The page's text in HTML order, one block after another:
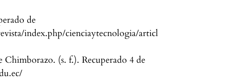
de
index.php/cienciaytecnologia/articl
(s. f.). Recuperado 4 de